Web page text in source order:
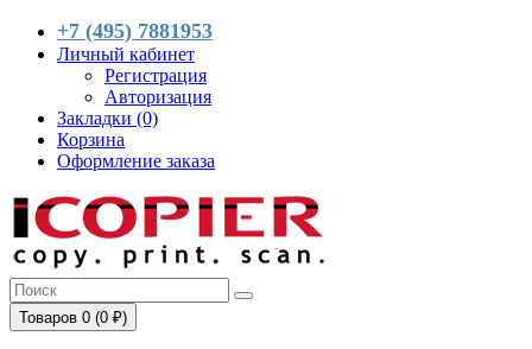
+7 (495) 7881953
Личный кабинет
Регистрация
Авторизация
Закладки (0)
Корзина
Оформление заказа
Товаров 0 (0 ₽)